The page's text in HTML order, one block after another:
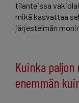
tilanteissa
mikä kasvattaa
järjestelmän
Kuinka
enemmän